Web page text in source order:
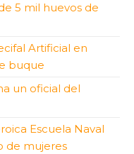
5 mil huevos de
Artificial en
buque
un oficial del
Escuela Naval
de mujeres